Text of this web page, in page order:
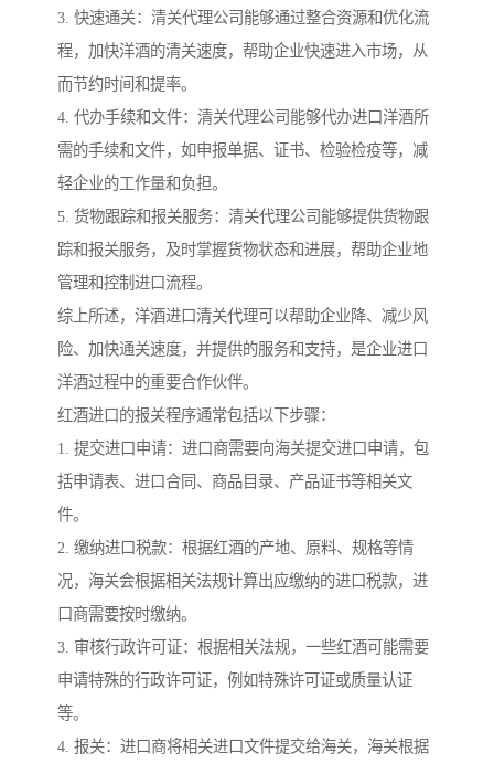
3. 快速通关：清关代理公司能够通过整合资源和优化流
程，加快洋酒的清关速度，帮助企业快速进入市场，从
而节约时间和提率。
4. 代办手续和文件：清关代理公司能够代办进口洋酒所
需的手续和文件，如申报单据、证书、检验检疫等，减
轻企业的工作量和负担。
5. 货物跟踪和报关服务：清关代理公司能够提供货物跟
踪和报关服务，及时掌握货物状态和进展，帮助企业地
管理和控制进口流程。
综上所述，洋酒进口清关代理可以帮助企业降、减少风
险、加快通关速度，并提供的服务和支持，是企业进口
洋酒过程中的重要合作伙伴。
红酒进口的报关程序通常包括以下步骤：
1. 提交进口申请：进口商需要向海关提交进口申请，包
括申请表、进口合同、商品目录、产品证书等相关文
件。
2. 缴纳进口税款：根据红酒的产地、原料、规格等情
况，海关会根据相关法规计算出应缴纳的进口税款，进
口商需要按时缴纳。
3. 审核行政许可证：根据相关法规，一些红酒可能需要
申请特殊的行政许可证，例如特殊许可证或质量认证
等。
4. 报关：进口商将相关进口文件提交给海关，海关根据